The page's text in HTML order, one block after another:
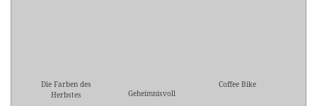
Die Farben des
Herbstes
Geheimnisvoll
Coffee Bike